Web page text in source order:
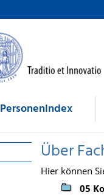
Personenindex
Über
Hier können
05